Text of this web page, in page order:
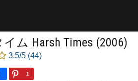
ム Harsh Times (2006)
3.5/5 (44)
1